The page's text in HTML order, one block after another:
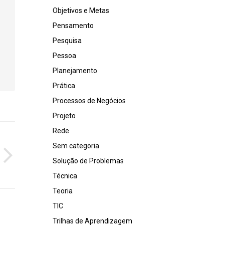
Objetivos e Metas
Pensamento
Pesquisa
Pessoa
Planejamento
Prática
Processos de Negócios
Projeto
Rede
Sem categoria
Solução de Problemas
Técnica
Teoria
TIC
Trilhas de Aprendizagem